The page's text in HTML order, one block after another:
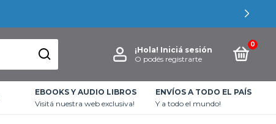
¡Hola! Iniciá sesión
O podés registrarte
0
EBOOKS Y AUDIO LIBROS
Visitá nuestra web exclusiva!
ENVÍOS A TODO EL PAÍS
Y a todo el mundo!